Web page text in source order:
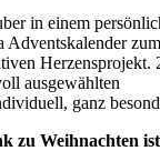
in einem
Adventskalender zum
Herzensprojekt.
ausgewählten
ganz
zu Weihnachten